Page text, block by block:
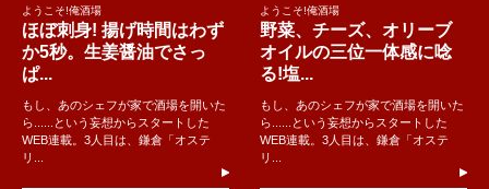
ようこそ!俺酒場
ほぼ刺身! 揚げ時間はわず
か5秒。生姜醤油でさっ
ぱ...
もし、あのシェフが家で酒場を開いた
ら......という妄想からスタートした
WEB連載。3人目は、鎌倉「オステ
リ...
ようこそ!俺酒場
野菜、チーズ、オリーブ
オイルの三位一体感に唸
る!塩...
もし、あのシェフが家で酒場を開いた
ら......という妄想からスタートした
WEB連載。3人目は、鎌倉「オステ
リ...